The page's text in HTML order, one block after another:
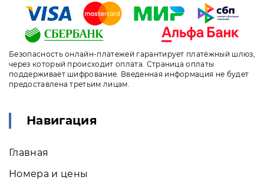
Безопасность онлайн-платежей гарантирует платёжный шлюз,
через который происходит оплата. Страница оплаты
поддерживает шифрование. Введенная информация не будет
предоставлена третьим лицам.
Навигация
Главная
Номера и цены